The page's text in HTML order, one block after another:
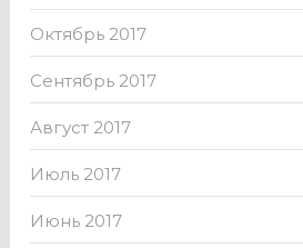
Октябрь 2017
Сентябрь 2017
Август 2017
Июль 2017
Июнь 2017